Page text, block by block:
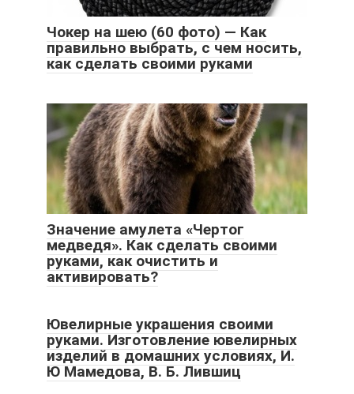
Чокер на шею (60 фото) — Как
правильно выбрать, с чем носить,
как сделать своими руками
Значение амулета «Чертог
медведя». Как сделать своими
руками, как очистить и
активировать?
Ювелирные украшения своими
руками. Изготовление ювелирных
изделий в домашних условиях, И.
Ю Мамедова, В. Б. Лившиц